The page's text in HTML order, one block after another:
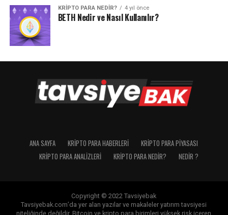
KRIPTO PARA NEDIR? 4 yıl önce
BETH Nedir ve Nasıl Kullanılır?
ANA SAYFA KRIPTO PARA HABERLERI
KRIPTO PARA PIYASASI
KRIPTO PARA ANALIZLERI
KRIPTO PARA NEDIR? NEDIR ?
Copyright © 2022 Tavsiyebak
Tavsiyebak.com’da yer alan yazılar ve makaleler yatırım tavsiyesi
niteliğinde değildir. Bitcoin ve kripto para birimleri yüksek risk içeren